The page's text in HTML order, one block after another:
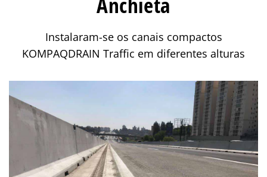
Instalaram-se os canais compactos
KOMPAQDRAIN Traffic em diferentes alturas